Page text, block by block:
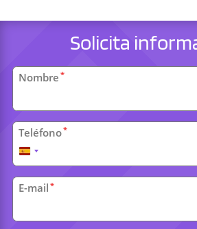
Solicita
Datos
personales
Nombre *
Teléfono*
España
+34
E-mail *